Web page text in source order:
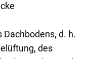
d. h.
des